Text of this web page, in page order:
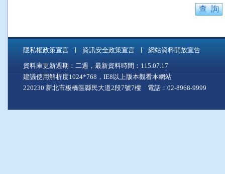
隱私權政策宣言 資訊安全政策宣言 網站資料開放宣告
資料庫更新週期：二週，最新資料時間：115.07.17
建議使用解析度1024*768，IE8以上版本觀看本網站
220230 新北市板橋區縣民大道2段7號7樓 電話：02-8968-9999